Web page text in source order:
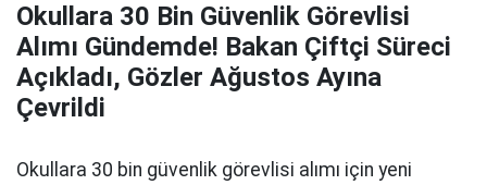
Okullara 30 Bin Güvenlik Görevlisi
Alımı Gündemde! Bakan Çiftçi Süreci
Açıkladı, Gözler Ağustos Ayına
Çevrildi
Okullara 30 bin güvenlik görevlisi alımı için yeni